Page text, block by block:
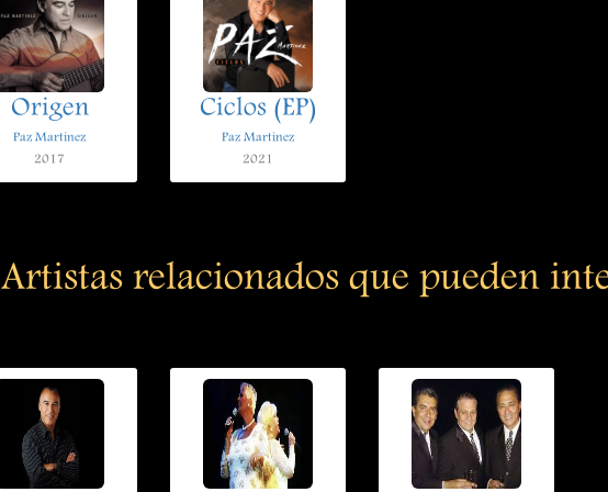
Origen
Paz Martinez
2017
Ciclos (EP)
Paz Martinez
2021
Artistas relacionados que pueden